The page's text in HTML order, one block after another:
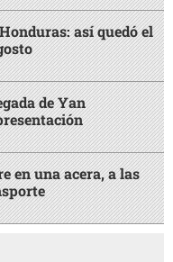
así quedó el
de Yan
en una acera, a las